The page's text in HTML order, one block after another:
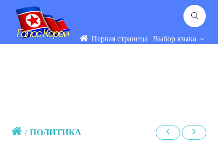
Первая страница Выбор языка
/ПОЛИТИКА